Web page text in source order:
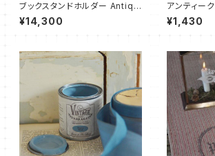
ブックスタンドホルダー Antiqu
e White
¥14,300
アンティー
¥1,430